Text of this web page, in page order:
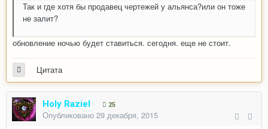
Так и где хотя бы продавец чертежей у альянса?или он тоже
не залит?
обновление ночью будет ставиться. сегодня. еще не стоит.
Цитата
Holy Raziel 25
Опубликовано 29 декабря, 2015